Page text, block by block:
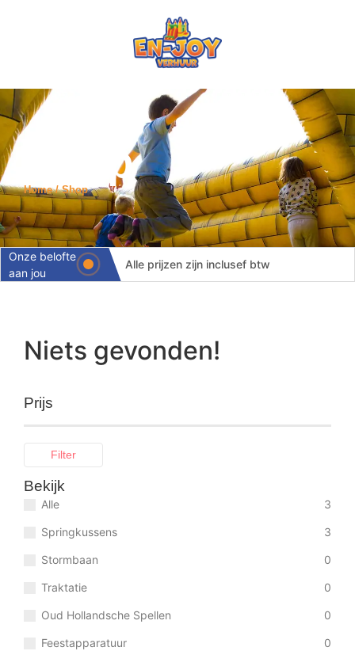
Shop
Home / Shop
Onze belofte
aan jou
Alle prijzen zijn inclusef btw
Niets gevonden!
Bekijk
Alle 3
Springkussens 3
Stormbaan 0
Traktatie 0
Oud Hollandsche Spellen 0
Feestapparatuur 0
Prijs
Filter